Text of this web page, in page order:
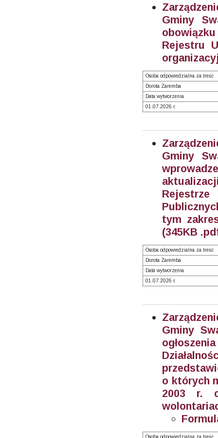
Gminy
Rejestru
Osoba odpowiedzialna za treść
Dorota Zaremba
Data wytworzenia
01.07.2026 r.
Gminy
tym
(345KB
Osoba odpowiedzialna za treść
Dorota Zaremba
Data wytworzenia
01.07.2026 r.
Gminy
o których
2003 r.
Osoba odpowiedzialna za treść